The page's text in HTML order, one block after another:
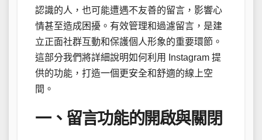
認識的人，也可能遭遇不友善的留言，影響心
情甚至造成困擾。有效管理和過濾留言，是建
立正面社群互動和保護個人形象的重要環節。
這部分我們將詳細說明如何利用 Instagram 提
供的功能，打造一個更安全和舒適的線上空
間。
一、留言功能的開啟與關閉